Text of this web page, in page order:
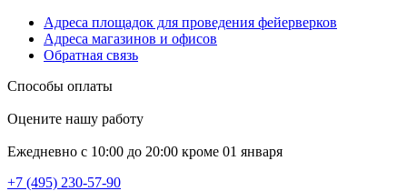
Адреса площадок для проведения фейерверков
Адреса магазинов и офисов
Обратная связь
Способы оплаты
Оцените нашу работу
Ежедневно с 10:00 до 20:00 кроме 01 января
+7 (495) 230-57-90